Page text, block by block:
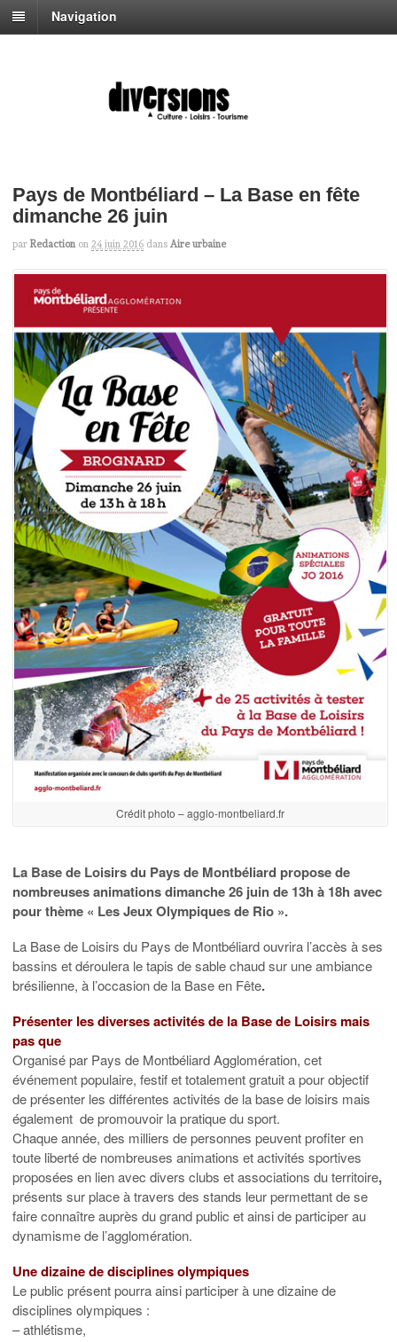
Navigation
Pays de Montbéliard – La Base en fête
dimanche 26 juin
par Redaction on 24 juin 2016 dans Aire urbaine
Crédit photo – agglo-montbeliard.fr
La Base de Loisirs du Pays de Montbéliard propose de
nombreuses animations dimanche 26 juin de 13h à 18h avec
pour thème « Les Jeux Olympiques de Rio ».
La Base de Loisirs du Pays de Montbéliard ouvrira l’accès à ses
bassins et déroulera le tapis de sable chaud sur une ambiance
brésilienne, à l’occasion de la Base en Fête.
Présenter les diverses activités de la Base de Loisirs mais
pas que
Organisé par Pays de Montbéliard Agglomération, cet
événement populaire, festif et totalement gratuit a pour objectif
de présenter les différentes activités de la base de loisirs mais
également de promouvoir la pratique du sport.
Chaque année, des milliers de personnes peuvent profiter en
toute liberté de nombreuses animations et activités sportives
proposées en lien avec divers clubs et associations du territoire,
présents sur place à travers des stands leur permettant de se
faire connaître auprès du grand public et ainsi de participer au
dynamisme de l’agglomération.
Une dizaine de disciplines olympiques
Le public présent pourra ainsi participer à une dizaine de
disciplines olympiques :
– athlétisme,